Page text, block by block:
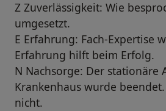
Z Zuverlässigkeit: Wie
umgesetzt.
E Erfahrung: Fach-Expertise
Erfahrung hilft beim Erfolg.
N Nachsorge: Der stationäre
Krankenhaus wurde
nicht.